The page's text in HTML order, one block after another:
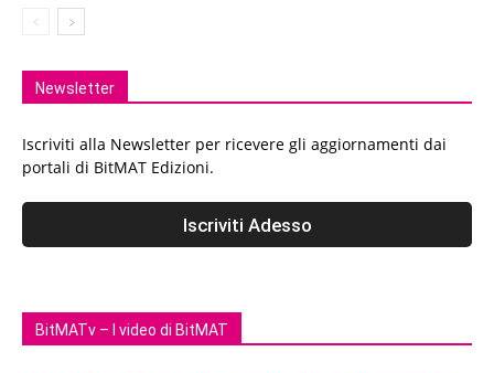
Newsletter
Iscriviti alla Newsletter per ricevere gli aggiornamenti dai
portali di BitMAT Edizioni.
BitMATv – I video di BitMAT